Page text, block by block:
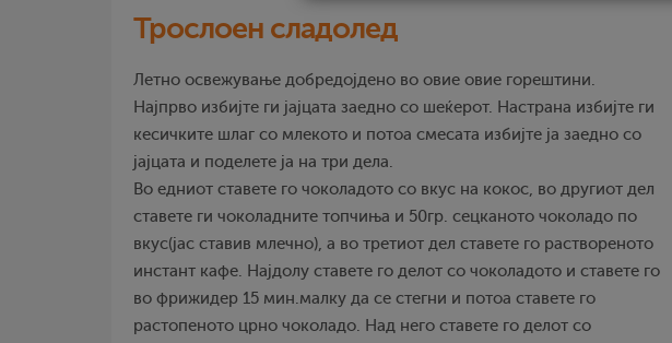
Трослоен сладолед
Летно освежување добредојдено во овие овие горештини.
Најпрво избијте ги јајцата заедно со шеќерот. Настрана избијте ги
кесичките шлаг со млекото и потоа смесата избијте ја заедно со
јајцата и поделете ја на три дела.
Во едниот ставете го чоколадото со вкус на кокос, во другиот дел
ставете ги чоколадните топчиња и 50гр. сецканото чоколадо по
вкус(јас ставив млечно), а во третиот дел ставете го раствореното
инстант кафе. Најдолу ставете го делот со чоколадото и ставете го
во фрижидер 15 мин.малку да се стегни и потоа ставете го
растопеното црно чоколадо. Над него ставете го делот со